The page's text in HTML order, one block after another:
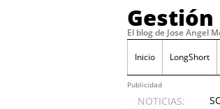
El blog de Jose Angel
Inicio LongShort
Publicidad
NOTICIAS: